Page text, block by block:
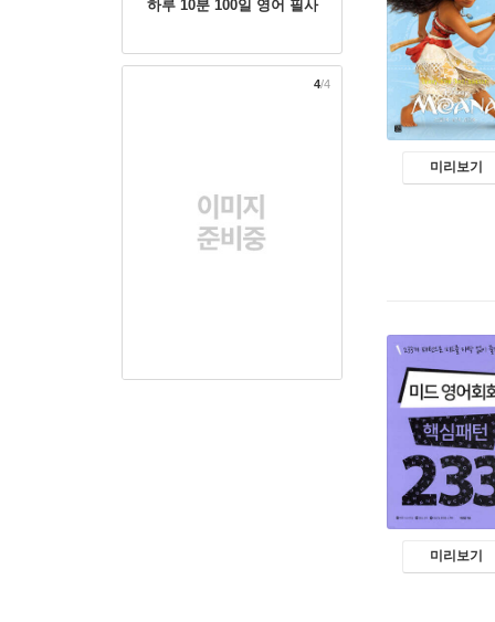
미리보기
미리보기